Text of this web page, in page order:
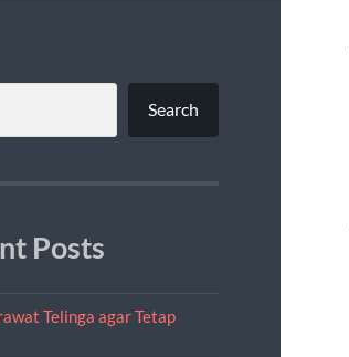
Search
Posts
Telinga agar Tetap